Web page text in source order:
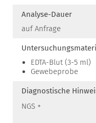
Analyse-Dauer
auf Anfrage
EDTA-Blut (3-5 ml)
Gewebeprobe
Diagnostische
NGS +